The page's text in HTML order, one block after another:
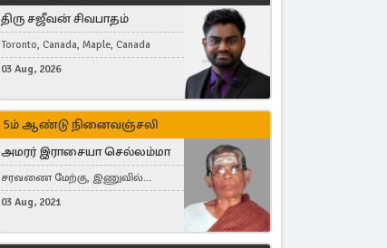
திரு சஜீவன் சிவபாதம்
Toronto, Canada, Maple, Canada
03 Aug, 2026
5ம் ஆண்டு நினைவஞ்சலி
அமரர் இராசையா செல்லம்மா
சரவணை மேற்கு, இணுவில்
கிழக்கு
03 Aug, 2021